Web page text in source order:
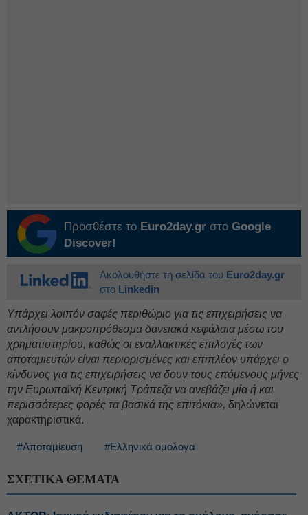
Προσθέστε το Euro2day.gr στο Google
Discover!
Ακολουθήστε τη σελίδα του Euro2day.gr
στο Linkedin
Υπάρχει λοιπόν σαφές περιθώριο για τις επιχειρήσεις να
αντλήσουν μακροπρόθεσμα δανειακά κεφάλαια μέσω του
χρηματιστηρίου, καθώς οι εναλλακτικές επιλογές των
αποταμιευτών είναι περιορισμένες και επιπλέον υπάρχει ο
κίνδυνος για τις επιχειρήσεις να δουν τους επόμενους μήνες
την Ευρωπαϊκή Κεντρική Τράπεζα να ανεβάζει μία ή και
περισσότερες φορές τα βασικά της επιτόκια», δηλώνεται
χαρακτηριστικά.
#Αποταμίευση #Ελληνικά ομόλογα
ΣΧΕΤΙΚΑ ΘΕΜΑΤΑ